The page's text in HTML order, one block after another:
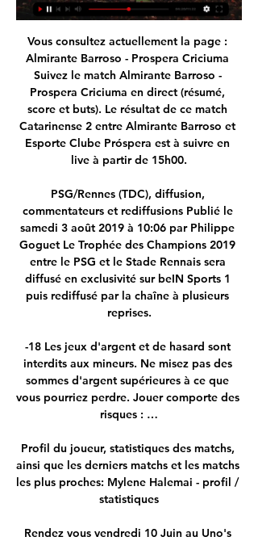
Vous consultez actuellement la page :
Almirante Barroso - Prospera Criciuma
Suivez le match Almirante Barroso -
Prospera Criciuma en direct (résumé,
score et buts). Le résultat de ce match
Catarinense 2 entre Almirante Barroso et
Esporte Clube Próspera est à suivre en
live à partir de 15h00.
PSG/Rennes (TDC), diffusion,
commentateurs et rediffusions Publié le
samedi 3 août 2019 à 10:06 par Philippe
Goguet Le Trophée des Champions 2019
entre le PSG et le Stade Rennais sera
diffusé en exclusivité sur beIN Sports 1
puis rediffusé par la chaîne à plusieurs
reprises.
-18 Les jeux d'argent et de hasard sont
interdits aux mineurs. Ne misez pas des
sommes d'argent supérieures à ce que
vous pourriez perdre. Jouer comporte des
risques : …
Profil du joueur, statistiques des matchs,
ainsi que les derniers matchs et les matchs
les plus proches: Mylene Halemai - profil /
statistiques
Rendez vous vendredi 10 Juin au Uno's